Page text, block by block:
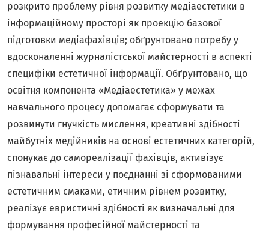
розкрито проблему рівня розвитку медіаестетики в
інформаційному просторі як проекцію базової
підготовки медіафахівців; обґрунтовано потребу у
вдосконаленні журналістської майстерності в аспекті
специфіки естетичної інформації. Обґрунтовано, що
освітня компонента «Медіаестетика» у межах
навчального процесу допомагає сформувати та
розвинути гнучкість мислення, креативні здібності
майбутніх медійників на основі естетичних категорій,
спонукає до самореалізації фахівців, активізує
пізнавальні інтереси у поєднанні зі сформованими
естетичним смаками, етичним рівнем розвитку,
реалізує евристичні здібності як визначальні для
формування професійної майстерності та